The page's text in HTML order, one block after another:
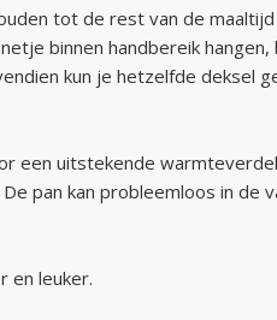
tot de rest van de
binnen handbereik
kun je hetzelfde deksel
uitstekende
pan kan probleemloos in
en leuker.